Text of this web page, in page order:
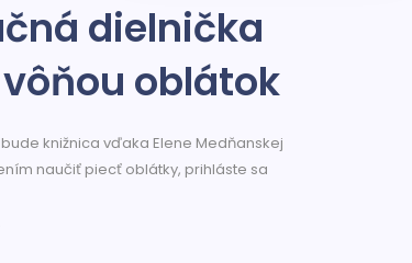
dielnička
oblátok
knižnica vďaka Elene Medňanskej
naučiť piecť oblátky, prihláste sa